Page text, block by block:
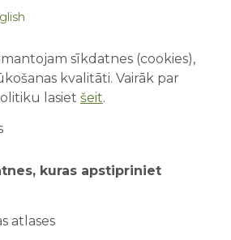
parkā, paši to nemaz nepamanot?
atrakciju parkā, bet pieaugušie
sīkdatnes (cookies),
kvalitāti. Vairāk par
lasiet šeit.
kuras apstipriniet
atlases